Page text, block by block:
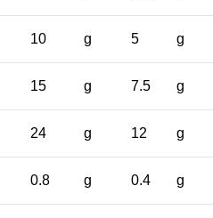
10 g 5 g
15 g 7.5 g
24 g 12 g
0.8 g 0.4 g